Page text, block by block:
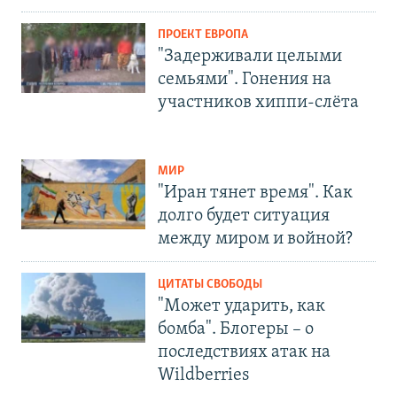
ПРОЕКТ ЕВРОПА
"Задерживали целыми
семьями". Гонения на
участников хиппи-слёта
МИР
"Иран тянет время". Как
долго будет ситуация
между миром и войной?
ЦИТАТЫ СВОБОДЫ
"Может ударить, как
бомба". Блогеры – о
последствиях атак на
Wildberries